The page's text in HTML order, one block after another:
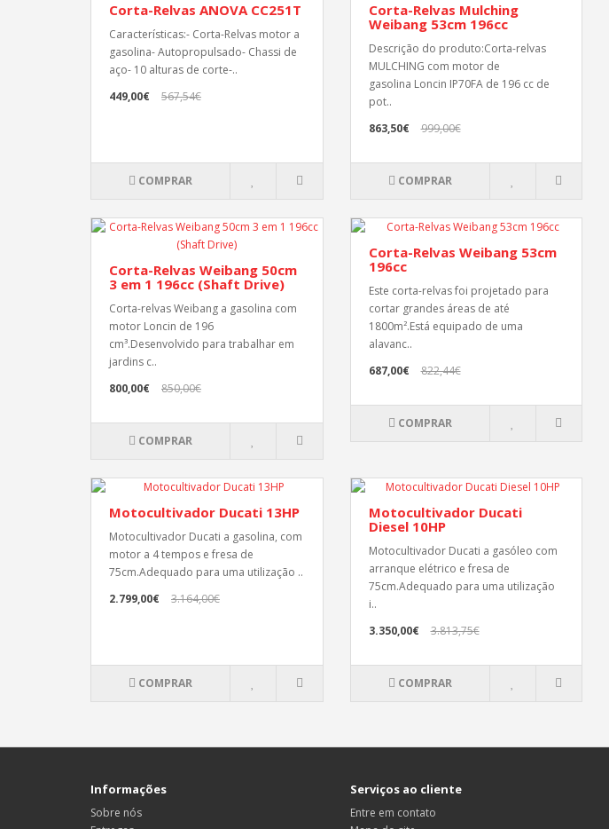
Corta-Relvas ANOVA CC251T
Características:- Corta-Relvas motor a
gasolina- Autopropulsado- Chassi de
aço- 10 alturas de corte-..
449,00€
567,54€
COMPRAR
Corta-Relvas Mulching
Weibang 53cm 196cc
Descrição do produto:Corta-relvas
MULCHING com motor de
gasolina Loncin IP70FA de 196 cc de
pot..
863,50€
999,00€
COMPRAR
Corta-Relvas Weibang 50cm
3 em 1 196cc (Shaft Drive)
Corta-relvas Weibang a gasolina com
motor Loncin de 196
cm³.Desenvolvido para trabalhar em
jardins c..
800,00€
850,00€
COMPRAR
Corta-Relvas Weibang 53cm
196cc
Este corta-relvas foi projetado para
cortar grandes áreas de até
1800m².Está equipado de uma
alavanc..
687,00€
822,44€
COMPRAR
Motocultivador Ducati 13HP
Motocultivador Ducati a gasolina, com
motor a 4 tempos e fresa de
75cm.Adequado para uma utilização ..
2.799,00€
3.164,00€
COMPRAR
Motocultivador Ducati
Diesel 10HP
Motocultivador Ducati a gasóleo com
arranque elétrico e fresa de
75cm.Adequado para uma utilização
i..
3.350,00€
3.813,75€
COMPRAR
Informações
Sobre nós
Serviços ao cliente
Entre em contato